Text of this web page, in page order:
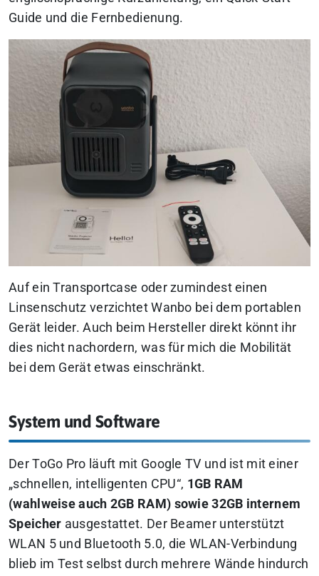
Guide und die Fernbedienung.
Auf ein Transportcase oder zumindest einen
Linsenschutz verzichtet Wanbo bei dem portablen
Gerät leider. Auch beim Hersteller direkt könnt ihr
dies nicht nachordern, was für mich die Mobilität
bei dem Gerät etwas einschränkt.
System und Software
Der ToGo Pro läuft mit Google TV und ist mit einer
„schnellen, intelligenten CPU“, 1GB RAM
(wahlweise auch 2GB RAM) sowie 32GB internem
Speicher ausgestattet. Der Beamer unterstützt
WLAN 5 und Bluetooth 5.0, die WLAN-Verbindung
blieb im Test selbst durch mehrere Wände hindurch